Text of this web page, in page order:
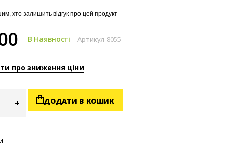
хто залишить відгук про цей продукт
В Наявності Артикул 8055
про зниження ціни
ДОДАТИ В КОШИК